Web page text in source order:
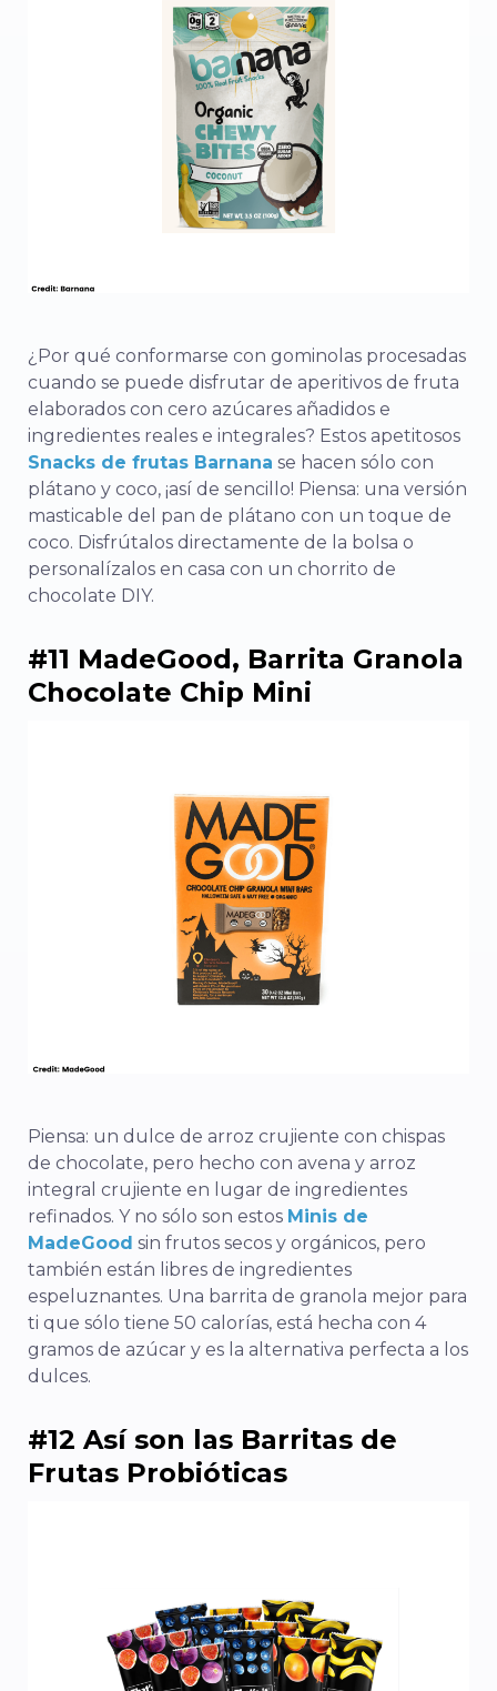
¿Por qué conformarse con gominolas procesadas
cuando se puede disfrutar de aperitivos de fruta
elaborados con cero azúcares añadidos e
ingredientes reales e integrales? Estos apetitosos
Snacks de frutas Barnana se hacen sólo con
plátano y coco, ¡así de sencillo! Piensa: una versión
masticable del pan de plátano con un toque de
coco. Disfrútalos directamente de la bolsa o
personalízalos en casa con un chorrito de
chocolate DIY.
#11 MadeGood, Barrita Granola
Chocolate Chip Mini
Piensa: un dulce de arroz crujiente con chispas
de chocolate, pero hecho con avena y arroz
integral crujiente en lugar de ingredientes
refinados. Y no sólo son estos Minis de
MadeGood sin frutos secos y orgánicos, pero
también están libres de ingredientes
espeluznantes. Una barrita de granola mejor para
ti que sólo tiene 50 calorías, está hecha con 4
gramos de azúcar y es la alternativa perfecta a los
dulces.
#12 Así son las Barritas de
Frutas Probióticas